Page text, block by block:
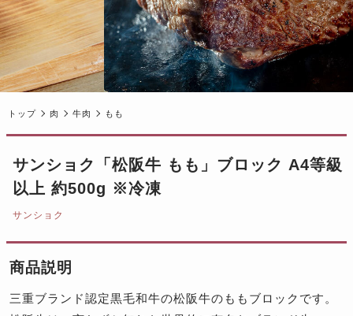
トップ 肉 牛肉 もも
サンショク「松阪牛 もも」ブロック A4等級
以上 約500g ※冷凍
サンショク
商品説明
三重ブランド認定黒毛和牛の松阪牛のももブロックです。